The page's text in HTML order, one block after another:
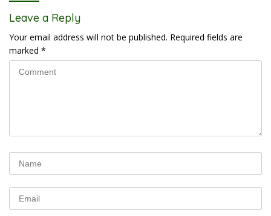
Leave a Reply
Your email address will not be published. Required fields are
marked *